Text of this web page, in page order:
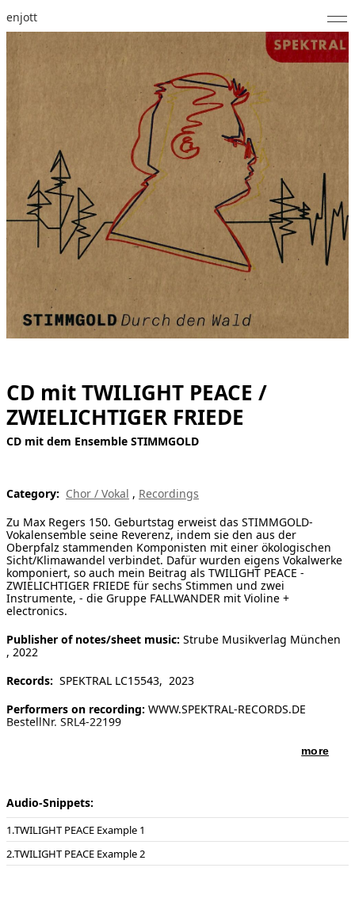
enjott
Home
Photos
Calendar
Feed
deutsch
Audio-Snippets:
TWILIGHT PEACE Example 1
TWILIGHT PEACE Example 2
CD mit TWILIGHT PEACE /
ZWIELICHTIGER FRIEDE
CD mit dem Ensemble STIMMGOLD
Category: Chor / Vokal , Recordings
Zu Max Regers 150. Geburtstag erweist das STIMMGOLD-
Vokalensemble seine Reverenz, indem sie den aus der
Oberpfalz stammenden Komponisten mit einer ökologischen
Sicht/Klimawandel verbindet. Dafür wurden eigens Vokalwerke
komponiert, so auch mein Beitrag als TWILIGHT PEACE -
ZWIELICHTIGER FRIEDE für sechs Stimmen und zwei
Instrumente, - die Gruppe FALLWANDER mit Violine +
electronics.
Publisher of notes/sheet music: Strube Musikverlag München
, 2022
Records: SPEKTRAL LC15543, 2023
Performers on recording: WWW.SPEKTRAL-RECORDS.DE
BestellNr. SRL4-22199
more